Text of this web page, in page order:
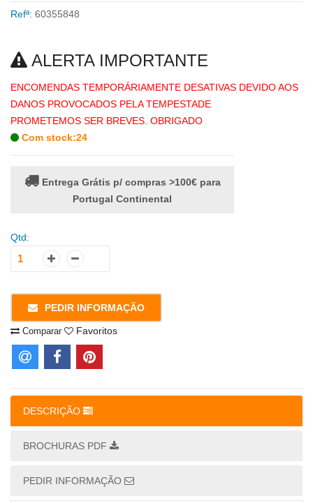
Refª: 60355848
ALERTA IMPORTANTE
ENCOMENDAS TEMPORÁRIAMENTE DESATIVAS DEVIDO AOS
DANOS PROVOCADOS PELA TEMPESTADE
PROMETEMOS SER BREVES. OBRIGADO
Com stock:24
Entrega Grátis p/ compras >100€ para
Portugal Continental
Qtd:
PEDIR INFORMAÇÃO
Comparar Favoritos
DESCRIÇÃO
BROCHURAS PDF
PEDIR INFORMAÇÃO